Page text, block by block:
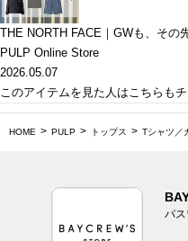
THE NORTH FACE｜GWも、その
PULP Online Store
2026.05.07
このアイテムを見た人はこちらも
HOME PULP トップス Tシャツ／
パ